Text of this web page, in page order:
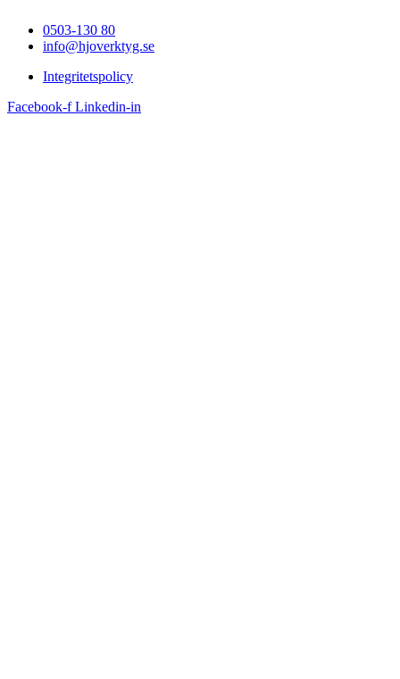
0503-130 80
info@hjoverktyg.se
Integritetspolicy
Facebook-f Linkedin-in